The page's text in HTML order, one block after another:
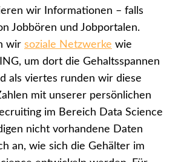
wir Informationen – falls
Jobbören und Jobportalen.
wir soziale Netzwerke wie
um dort die Gehaltsspannen
als viertes runden wir diese
mit unserer persönlichen
im Bereich Data Science
nicht vorhandene Daten
an, wie sich die Gehälter im